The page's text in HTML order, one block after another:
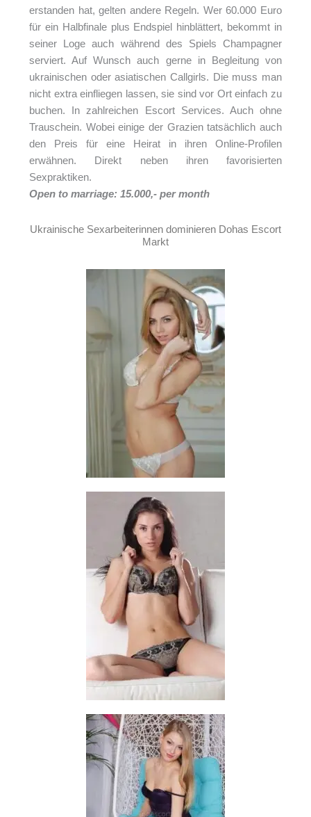
erstanden hat, gelten andere Regeln. Wer 60.000 Euro
für ein Halbfinale plus Endspiel hinblättert, bekommt in
seiner Loge auch während des Spiels Champagner
serviert. Auf Wunsch auch gerne in Begleitung von
ukrainischen oder asiatischen Callgirls. Die muss man
nicht extra einfliegen lassen, sie sind vor Ort einfach zu
buchen. In zahlreichen Escort Services. Auch ohne
Trauschein. Wobei einige der Grazien tatsächlich auch
den Preis für eine Heirat in ihren Online-Profilen
erwähnen. Direkt neben ihren favorisierten
Sexpraktiken.
Open to marriage: 15.000,- per month
Ukrainische Sexarbeiterinnen dominieren Dohas Escort
Markt